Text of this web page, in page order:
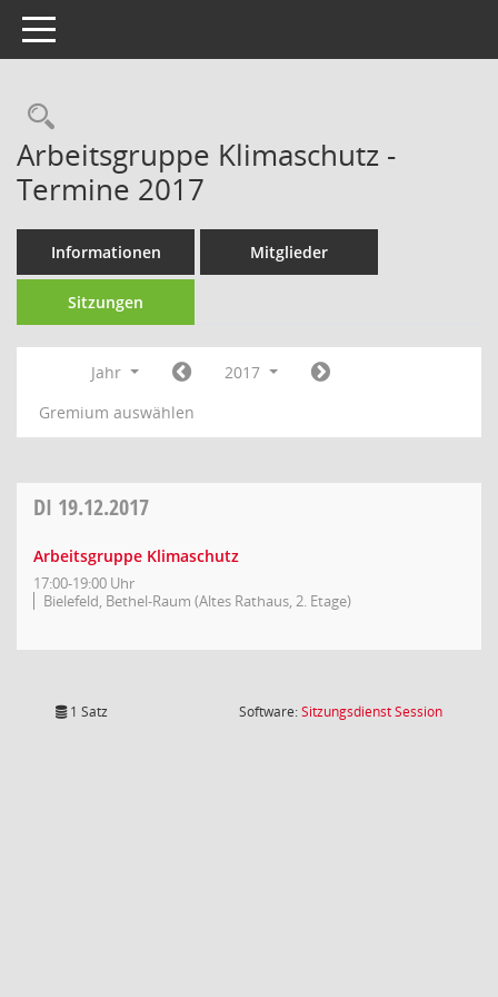
Toggle navigation
Rechercheauswahl
Arbeitsgruppe Klimaschutz -
Termine 2017
Informationen Mitglieder
Sitzungen
Jahr
2017
Gremium auswählen
DI 19.12.2017
Arbeitsgruppe Klimaschutz
17:00-19:00 Uhr
Bielefeld, Bethel-Raum (Altes Rathaus, 2. Etage)
1 Satz Software:SitzungsdienstSession(Wird in